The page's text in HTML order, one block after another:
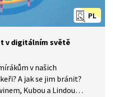
PL
v digitálním světě
v našich
A jak se jim bránit?
Kubou a Lindou